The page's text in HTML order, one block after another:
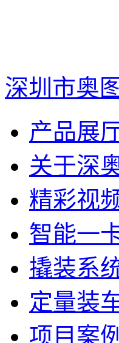
深圳市奥
产品展
关于深
精彩视
智能一
撬装系
定量装
项目案例